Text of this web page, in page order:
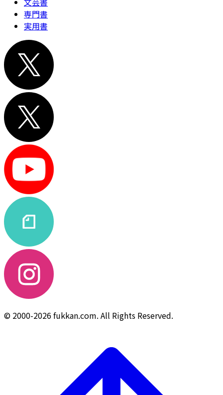
専門書
実用書
© 2000-2026 fukkan.com. All Rights Reserved.